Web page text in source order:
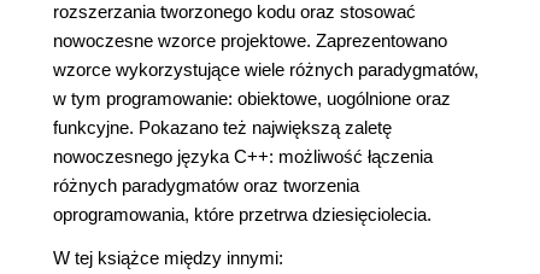
rozszerzania tworzonego kodu oraz stosować
nowoczesne wzorce projektowe. Zaprezentowano
wzorce wykorzystujące wiele różnych paradygmatów,
w tym programowanie: obiektowe, uogólnione oraz
funkcyjne. Pokazano też największą zaletę
nowoczesnego języka C++: możliwość łączenia
różnych paradygmatów oraz tworzenia
oprogramowania, które przetrwa dziesięciolecia.
W tej książce między innymi: